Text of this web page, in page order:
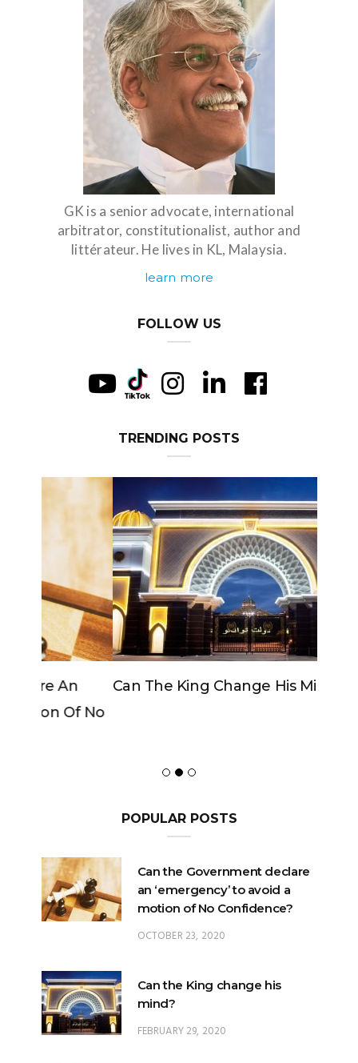
GK is a senior advocate, international
arbitrator, constitutionalist, author and
littérateur. He lives in KL, Malaysia.
learn more
FOLLOW US
TRENDING POSTS
Can The King Change His Mind?
POPULAR POSTS
Can the Government declare
an ‘emergency’ to avoid a
OCTOBER 23, 2020
Can the King change his
FEBRUARY 29, 2020
Could the King – or the